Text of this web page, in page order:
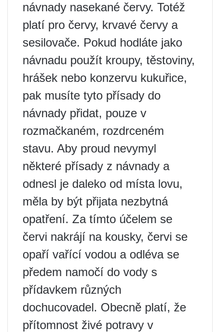
návnady nasekané červy. Totéž
platí pro červy, krvavé červy a
sesilovače. Pokud hodláte jako
návnadu použít kroupy, těstoviny,
hrášek nebo konzervu kukuřice,
pak musíte tyto přísady do
návnady přidat, pouze v
rozmačkaném, rozdrceném
stavu. Aby proud nevymyl
některé přísady z návnady a
odnesl je daleko od místa lovu,
měla by být přijata nezbytná
opatření. Za tímto účelem se
červi nakrájí na kousky, červi se
opaří vařící vodou a odléva se
předem namočí do vody s
přídavkem různých
dochucovadel. Obecně platí, že
přítomnost živé potravy v